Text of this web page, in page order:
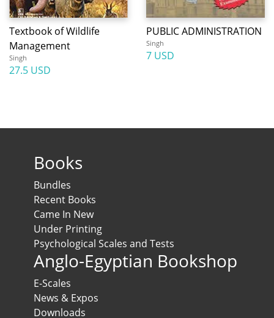
Textbook of Wildlife
Management
Singh
27.5 USD
PUBLIC ADMINISTRATION
Singh
7 USD
Books
Bundles
Recent Books
Came In New
Under Printing
Psychological Scales and Tests
Anglo-Egyptian Bookshop
E-Scales
News & Expos
Downloads